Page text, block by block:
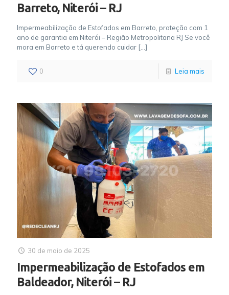
Barreto, Niterói – RJ
Impermeabilização de Estofados em Barreto, proteção com 1
ano de garantia em Niterói – Região Metropolitana RJ Se você
mora em Barreto e tá querendo cuidar […]
0 Leia mais
30 de maio de 2025
Impermeabilização de Estofados em
Baldeador, Niterói – RJ